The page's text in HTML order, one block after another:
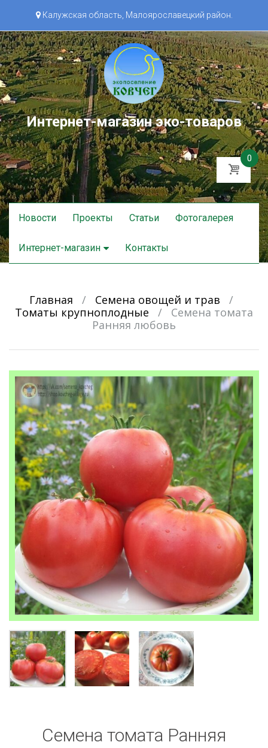
Калужская область, Малоярославецкий район.
Интернет-магазин эко-товаров
0
Skip
to
Новости Проекты Статьи Фотогалерея
Интернет-магазин Контакты
Главная / Семена овощей и трав
/
Томаты крупноплодные
/
Семена томата
Ранняя любовь
Семена томата Ранняя